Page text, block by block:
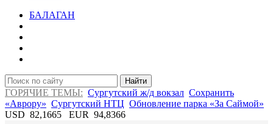
БАЛАГАН
Найти
ГОРЯЧИЕ ТЕМЫ: Сургутский ж/д вокзал Сохранить
«Аврору» Сургутский НТЦ Обновление парка «За Саймой»
USD 82,1665 EUR 94,8366